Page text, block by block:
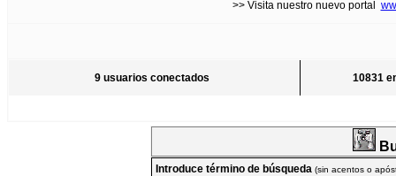
>> Visita nuestro nuevo portal
9 usuarios conectados 10831
Introduce término de búsqueda (sin acentos o